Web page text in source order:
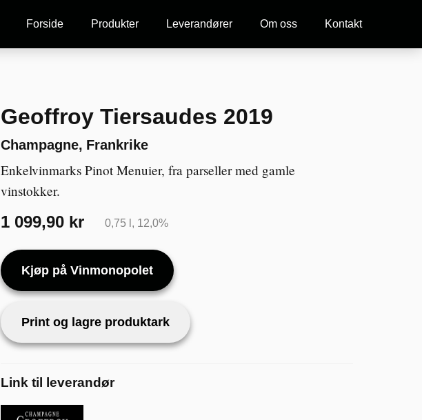
Forside Produkter Leverandører Om oss Kontakt
Geoffroy Tiersaudes 2019
Champagne, Frankrike
Enkelvinmarks Pinot Menuier, fra parseller med gamle
vinstokker.
0,75 l, 12,0%
1 099,90 kr
Kjøp på Vinmonopolet
Print og lagre produktark
Link til leverandør